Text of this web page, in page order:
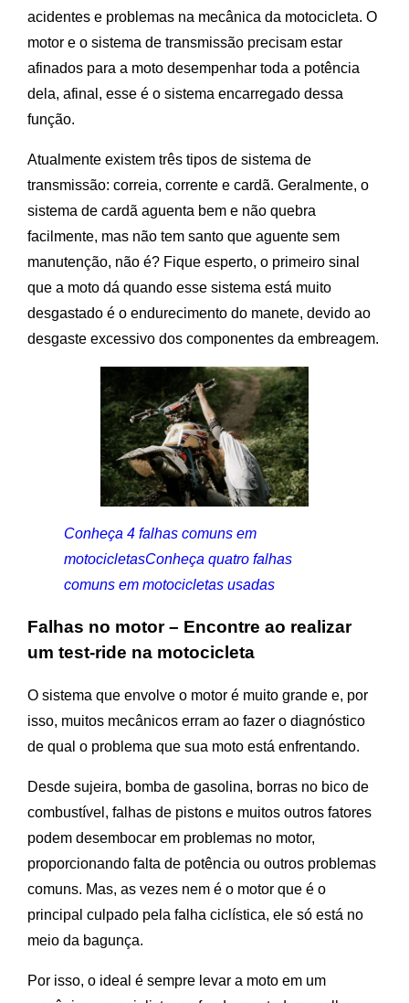
acidentes e problemas na mecânica da motocicleta. O
motor e o sistema de transmissão precisam estar
afinados para a moto desempenhar toda a potência
dela, afinal, esse é o sistema encarregado dessa
função.
Atualmente existem três tipos de sistema de
transmissão: correia, corrente e cardã. Geralmente, o
sistema de cardã aguenta bem e não quebra
facilmente, mas não tem santo que aguente sem
manutenção, não é? Fique esperto, o primeiro sinal
que a moto dá quando esse sistema está muito
desgastado é o endurecimento do manete, devido ao
desgaste excessivo dos componentes da embreagem.
Conheça 4 falhas comuns em
motocicletasConheça quatro falhas
comuns em motocicletas usadas
Falhas no motor – Encontre ao realizar
um test-ride na motocicleta
O sistema que envolve o motor é muito grande e, por
isso, muitos mecânicos erram ao fazer o diagnóstico
de qual o problema que sua moto está enfrentando.
Desde sujeira, bomba de gasolina, borras no bico de
combustível, falhas de pistons e muitos outros fatores
podem desembocar em problemas no motor,
proporcionando falta de potência ou outros problemas
comuns. Mas, as vezes nem é o motor que é o
principal culpado pela falha ciclística, ele só está no
meio da bagunça.
Por isso, o ideal é sempre levar a moto em um